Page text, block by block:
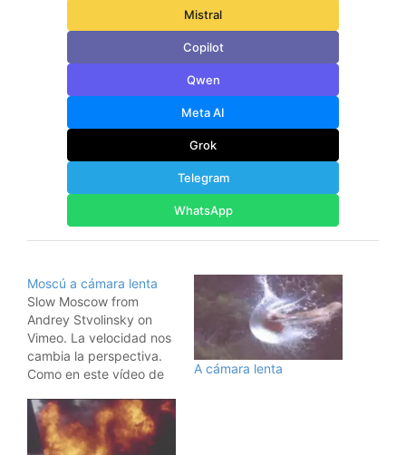
Mistral
Copilot
Qwen
Meta AI
Grok
Telegram
WhatsApp
Moscú a cámara lenta
Slow Moscow from
Andrey Stvolinsky on
Vimeo. La velocidad nos
cambia la perspectiva.
Como en este vídeo de
Precioso, visto en haha.
A cámara lenta